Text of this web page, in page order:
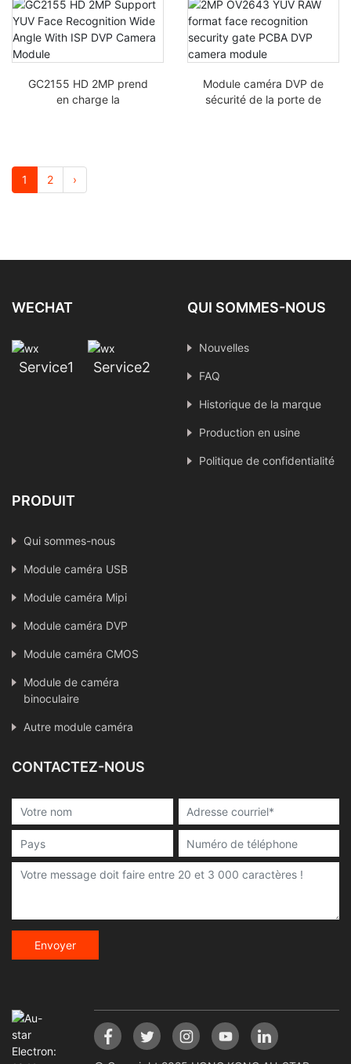
point fixe 24 broches
GC2155 HD 2MP prend
en charge la
Module caméra DVP de
sécurité de la porte de
1 2 ›
WECHAT
Service1 Service2
QUI SOMMES-NOUS
Nouvelles
FAQ
Historique de la marque
Production en usine
Politique de confidentialité
PRODUIT
Qui sommes-nous
Module caméra USB
Module caméra Mipi
Module caméra DVP
Module caméra CMOS
Module de caméra
binoculaire
Autre module caméra
CONTACTEZ-NOUS
Envoyer